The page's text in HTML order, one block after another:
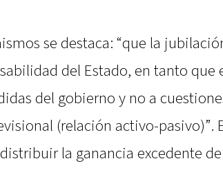
se destaca: “que la
del Estado, en tanto que
del gobierno y no a
(relación activo-pasivo)”.
la ganancia excedente